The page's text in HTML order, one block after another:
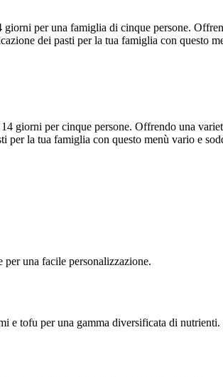
giorni per una famiglia di cinque persone.
dei pasti per la tua famiglia con questo
giorni per cinque persone. Offrendo una
per la tua famiglia con questo menù vario e
per una facile personalizzazione.
e tofu per una gamma diversificata di nutrienti.